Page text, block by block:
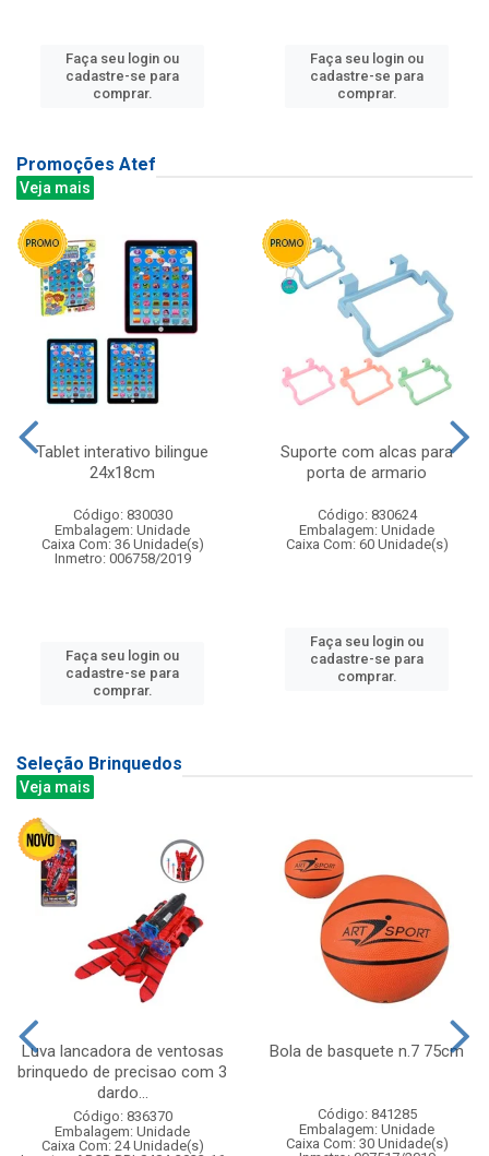
Faça seu login ou
cadastre-se para
comprar.
Faça seu login ou
cadastre-se para
comprar.
Promoções Atef
Veja mais
Tablet interativo bilingue
24x18cm
Código: 830030
Embalagem: Unidade
Caixa Com: 36 Unidade(s)
Inmetro: 006758/2019
Faça seu login ou
cadastre-se para
comprar.
Suporte com alcas para
porta de armario
Código: 830624
Embalagem: Unidade
Caixa Com: 60 Unidade(s)
Faça seu login ou
cadastre-se para
comprar.
Seleção Brinquedos
Veja mais
Luva lancadora de ventosas
brinquedo de precisao com 3
dardo...
Código: 836370
Embalagem: Unidade
Caixa Com: 24 Unidade(s)
Bola de basquete n.7 75cm
Código: 841285
Embalagem: Unidade
Caixa Com: 30 Unidade(s)